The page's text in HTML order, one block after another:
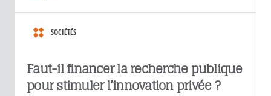
SOCIÉTÉS
Faut-il financer la recherche publique
pour stimuler l’innovation privée ?